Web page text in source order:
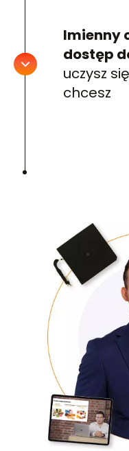
Imienny
dostęp
uczysz
chcesz